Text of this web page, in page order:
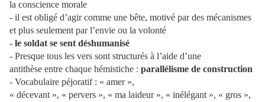
la conscience morale
- il est obligé d’agir comme une bête, motivé par des mécanismes
et plus seulement par l’envie ou la volonté
- le soldat se sent déshumanisé
- Presque tous les vers sont structurés à l’aide d’une
antithèse entre chaque hémistiche : parallélisme de construction
- Vocabulaire péjoratif : « amer »,
« décevant », « pervers », « ma laideur », « inélégant », « gros »,